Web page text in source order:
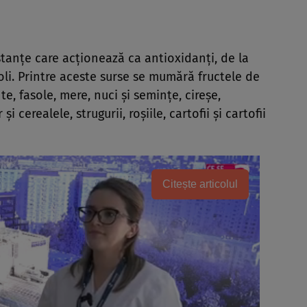
care acționează ca antioxidanți, de la
Printre aceste surse se mumără fructele de
fasole, mere, nuci și semințe, cireșe,
cerealele, strugurii, roșiile, cartofii și cartofii
Citește articolul